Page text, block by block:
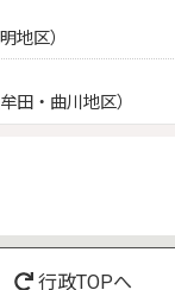
地区）
田・曲川地区）
行政TOPへ